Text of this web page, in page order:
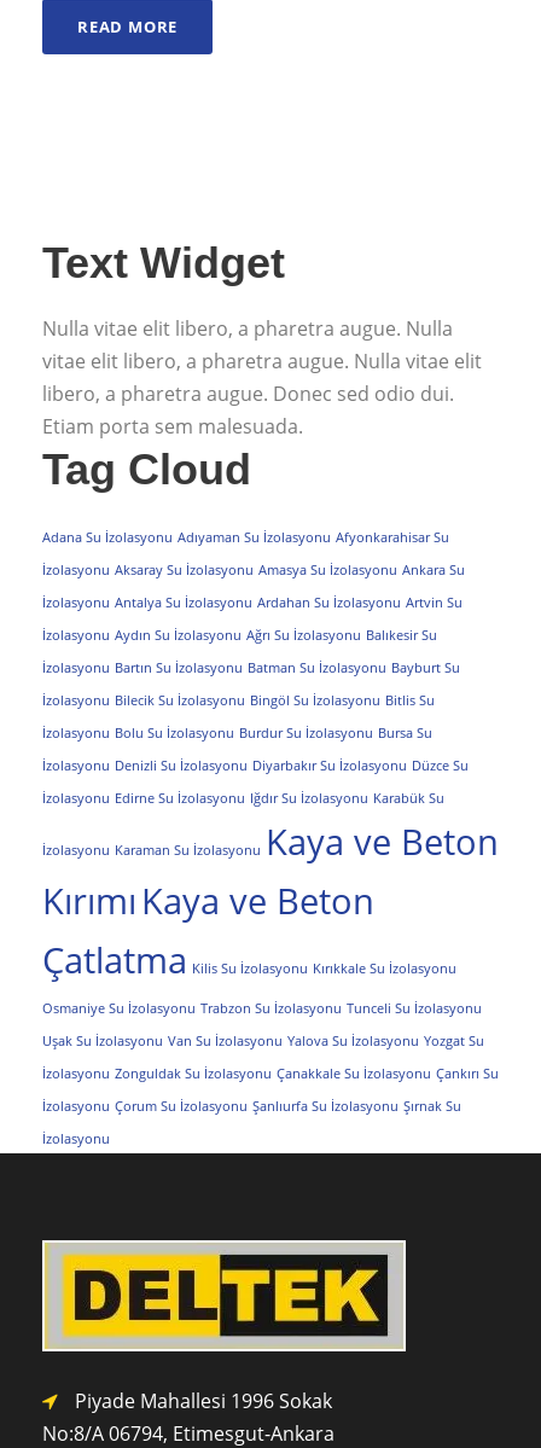
READ MORE
Text Widget
Nulla vitae elit libero, a pharetra augue. Nulla
vitae elit libero, a pharetra augue. Nulla vitae elit
libero, a pharetra augue. Donec sed odio dui.
Etiam porta sem malesuada.
Tag Cloud
Adana Su İzolasyonu Adıyaman Su İzolasyonu Afyonkarahisar Su
İzolasyonu Aksaray Su İzolasyonu Amasya Su İzolasyonu Ankara Su
İzolasyonu Antalya Su İzolasyonu Ardahan Su İzolasyonu Artvin Su
İzolasyonu Aydın Su İzolasyonu Ağrı Su İzolasyonu Balıkesir Su
İzolasyonu Bartın Su İzolasyonu Batman Su İzolasyonu Bayburt Su
İzolasyonu Bilecik Su İzolasyonu Bingöl Su İzolasyonu Bitlis Su
İzolasyonu Bolu Su İzolasyonu Burdur Su İzolasyonu Bursa Su
İzolasyonu Denizli Su İzolasyonu Diyarbakır Su İzolasyonu Düzce Su
İzolasyonu Edirne Su İzolasyonu Iğdır Su İzolasyonu Karabük Su
İzolasyonu Karaman Su İzolasyonu Kaya ve Beton
Kırımı Kaya ve Beton
Çatlatma Kilis Su İzolasyonu Kırıkkale Su İzolasyonu
Osmaniye Su İzolasyonu Trabzon Su İzolasyonu Tunceli Su İzolasyonu
Uşak Su İzolasyonu Van Su İzolasyonu Yalova Su İzolasyonu Yozgat Su
İzolasyonu Zonguldak Su İzolasyonu Çanakkale Su İzolasyonu Çankırı Su
İzolasyonu Çorum Su İzolasyonu Şanlıurfa Su İzolasyonu Şırnak Su
İzolasyonu
Piyade Mahallesi 1996 Sokak
No:8/A 06794, Etimesgut-Ankara